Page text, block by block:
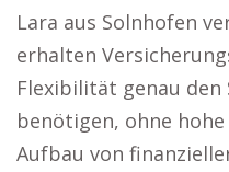
Lara aus Solnhofen
erhalten
Flexibilität genau den
benötigen, ohne
Aufbau von